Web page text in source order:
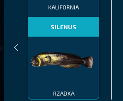
KALIFORNIA
SILENUS
RZADKA